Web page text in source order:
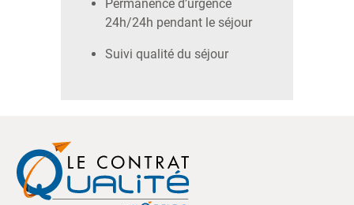
Permanence d’urgence
24h/24h pendant le séjour
Suivi qualité du séjour